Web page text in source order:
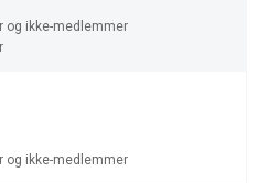
og ikke-medlemmer
og ikke-medlemmer